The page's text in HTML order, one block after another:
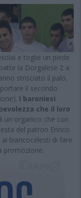
e toglie un piede
la Dorgalese 2 a
strisciato il palo,
il secondo
I baroniesi
che il loro
un organico che con
del patron Enrico
biancocelesti di fare
promozione.